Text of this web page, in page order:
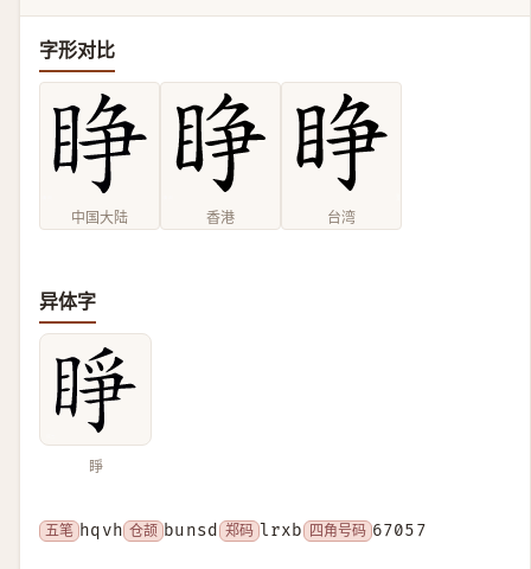
字形对比
中国大陆 香港 台湾
异体字
睜
五笔 hqvh 仓颉 bunsd 郑码 lrxb 四角号码 67057